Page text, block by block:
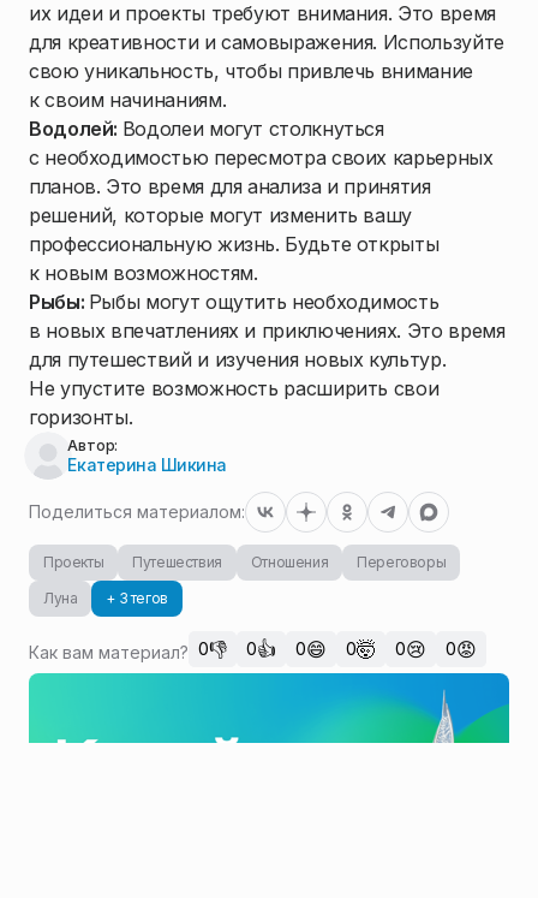
их идеи и проекты требуют внимания. Это время
для креативности и самовыражения. Используйте
свою уникальность, чтобы привлечь внимание
к своим начинаниям.
Водолей: Водолеи могут столкнуться
с необходимостью пересмотра своих карьерных
планов. Это время для анализа и принятия
решений, которые могут изменить вашу
профессиональную жизнь. Будьте открыты
к новым возможностям.
Рыбы: Рыбы могут ощутить необходимость
в новых впечатлениях и приключениях. Это время
для путешествий и изучения новых культур.
Не упустите возможность расширить свои
горизонты.
Автор:
Екатерина Шикина
Поделиться материалом:
Проекты Путешествия Отношения
Переговоры
Луна
+ 3 тегов
Как вам материал? 0👎 0👍 0😄 0🤯 0😢 0😡